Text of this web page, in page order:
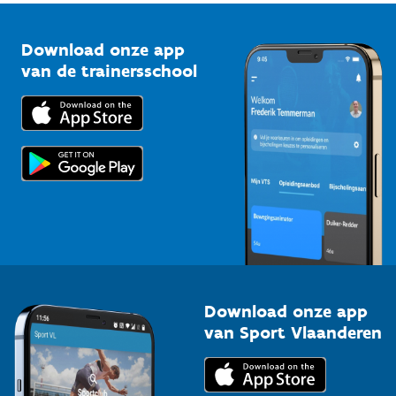
Bedrijven
Trainers en begeleiders
Topsporters
Vlaamse Trainersschool
Kennisplatform
Downloads
Voor de pers
Download onze app
van de trainersschool
Download onze app
van Sport Vlaanderen